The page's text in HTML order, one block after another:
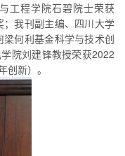
工程学院石碧院士荣获
我刊副主编、四川大学
何利基金科学与技术创
院刘建锋教授荣获2022
新）。